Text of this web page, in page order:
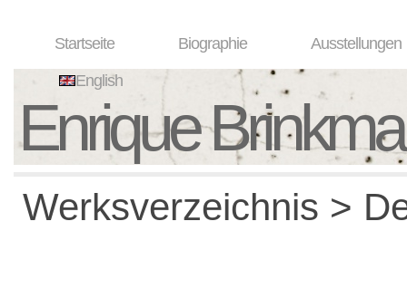
Startseite Biographie Ausstellungen
English
Enrique
Werksverzeichnis >